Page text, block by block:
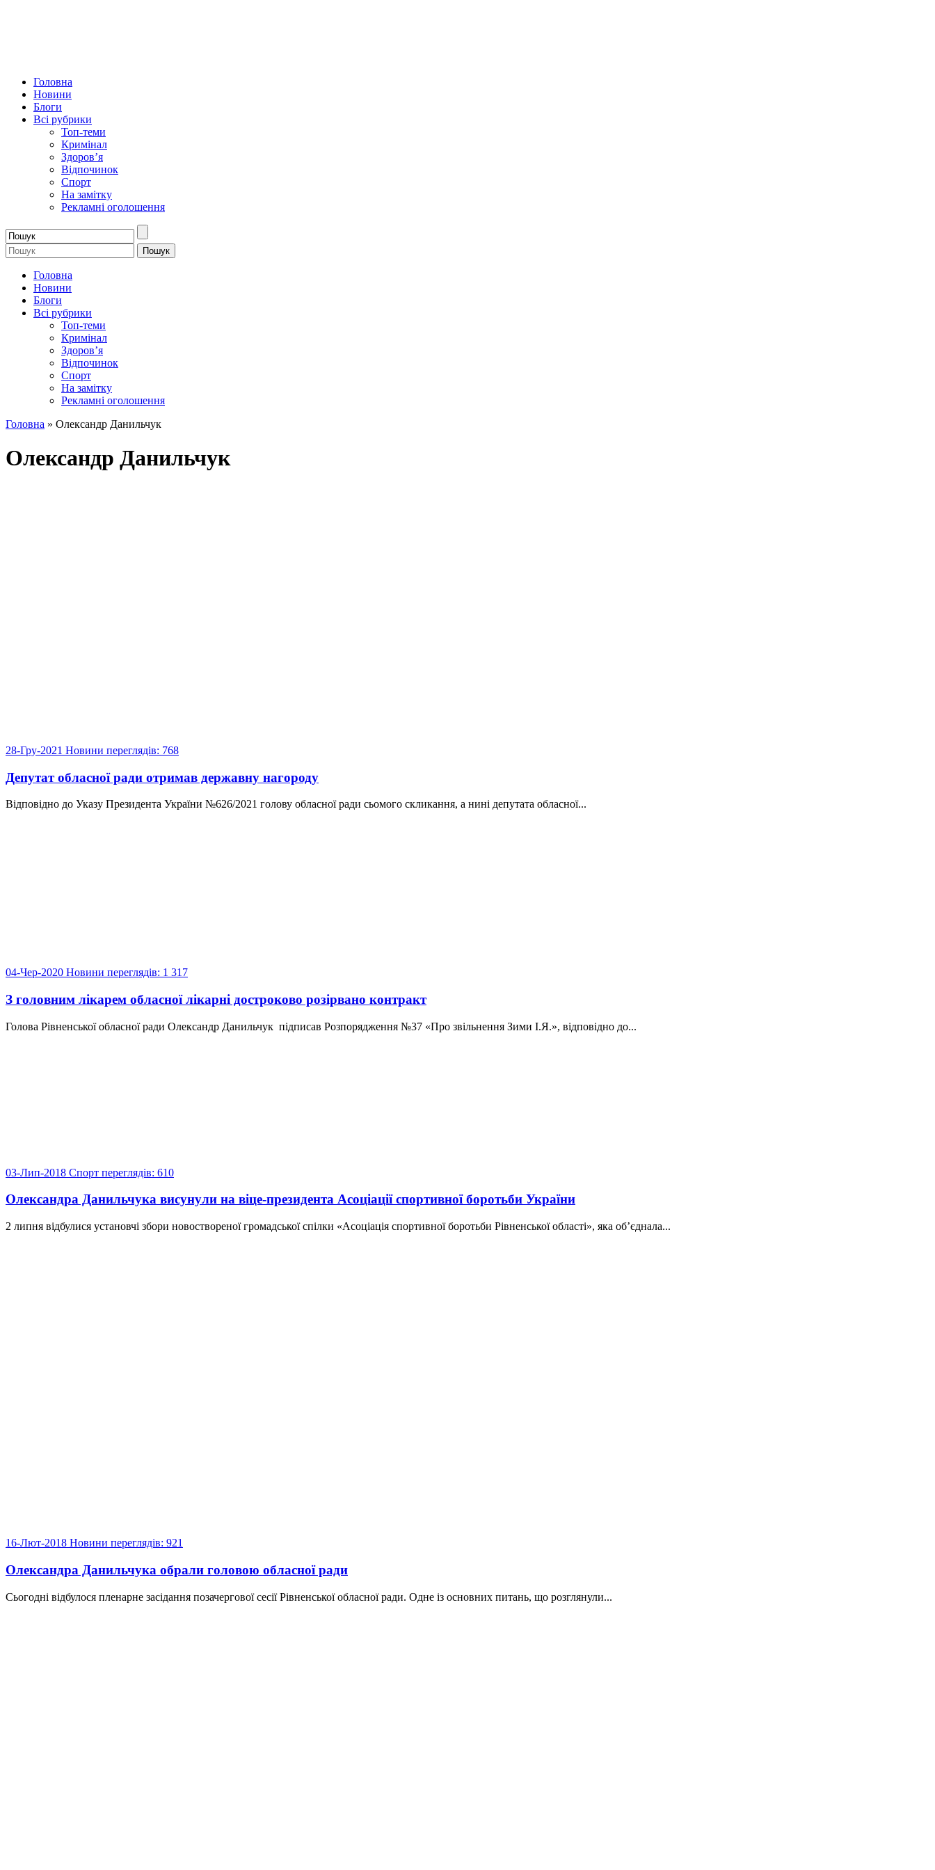
Головна
Новини
Блоги
Всі рубрики
Топ-теми
Кримінал
Здоров’я
Відпочинок
Спорт
На замітку
Рекламні оголошення
Головна
Новини
Блоги
Всі рубрики
Топ-теми
Кримінал
Здоров’я
Відпочинок
Спорт
На замітку
Рекламні оголошення
Головна » Олександр Данильчук
Олександр Данильчук
28-Гру-2021 Новини переглядів: 768
Депутат обласної ради отримав державну нагороду
Відповідно до Указу Президента України №626/2021 голову обласної ради сьомого скликання, а нині депутата обласної...
04-Чер-2020 Новини переглядів: 1 317
З головним лікарем обласної лікарні достроково розірвано контракт
Голова Рівненської обласної ради Олександр Данильчук підписав Розпорядження №37 «Про звільнення Зими І.Я.», відповідно до...
03-Лип-2018 Спорт переглядів: 610
Олександра Данильчука висунули на віце-президента Асоціації спортивної боротьби України
2 липня відбулися установчі збори новоствореної громадської спілки «Асоціація спортивної боротьби Рівненської області», яка об’єднала...
16-Лют-2018 Новини переглядів: 921
Олександра Данильчука обрали головою обласної ради
Сьогодні відбулося пленарне засідання позачергової сесії Рівненської обласної ради. Одне із основних питань, що розглянули...